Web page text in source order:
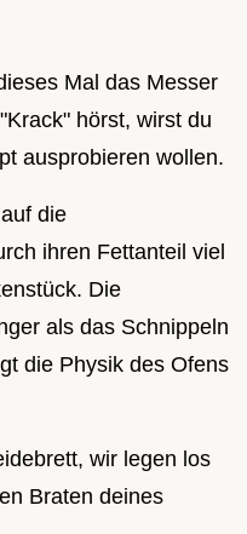
Mal das Messer
hörst, wirst du
ausprobieren wollen.
die
ihren Fettanteil viel
Die
als das Schnippeln
die Physik des Ofens
wir legen los
Braten deines